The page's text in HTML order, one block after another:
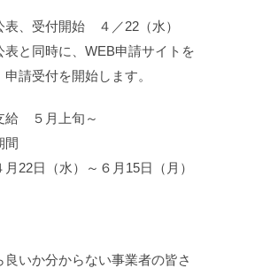
表、受付開始 ４／22（水）
表と同時に、WEB申請サイトを
請受付を開始します。
給 ５月上旬～
間
22日（水）～６月15日（月）
良いか分からない事業者の皆さ